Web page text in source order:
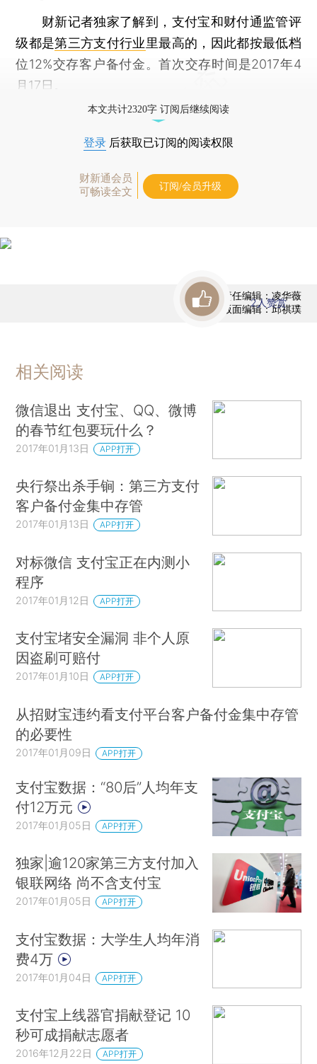
财新记者独家了解到，支付宝和财付通监管评
级都是第三方支付行业里最高的，因此都按最低档
位12%交存客户备付金。首次交存时间是2017年4
月17日。
本文共计2320字 订阅后继续阅读
登录 后获取已订阅的阅读权限
财新通会员
可畅读全文
订阅/会员升级
责任编辑：凌华薇
版面编辑：邱祺璞
2人赞赏
相关阅读
微信退出 支付宝、QQ、微博
的春节红包要玩什么？
2017年01月13日 APP打开
央行祭出杀手锏：第三方支付
客户备付金集中存管
2017年01月13日 APP打开
对标微信 支付宝正在内测小
程序
2017年01月12日 APP打开
支付宝堵安全漏洞 非个人原
因盗刷可赔付
2017年01月10日 APP打开
从招财宝违约看支付平台客户备付金集中存管
的必要性
2017年01月09日 APP打开
支付宝数据：“80后”人均年支
付12万元
2017年01月05日 APP打开
独家|逾120家第三方支付加入
银联网络 尚不含支付宝
2017年01月05日 APP打开
支付宝数据：大学生人均年消
费4万
2017年01月04日 APP打开
支付宝上线器官捐献登记 10
秒可成捐献志愿者
2016年12月22日 APP打开